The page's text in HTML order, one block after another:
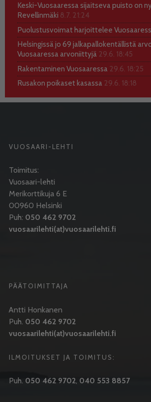
Keski-Vuosaaressa sijaitseva puisto on
Revellinmäki 8.7. 21:24
Puolustusvoimat harjoittelee
Helsingissä jo 69 jalkapallokentällistä
Vuosaaressa arvoniittyjä 29.6. 18:45
Rakentaminen Vuosaaressa 29.6. 18:25
Rusakon poikaset kasassa 29.6. 18:18
VUOSAARI-LEHTI
Toimitus:
Vuosaari-lehti
Merikorttikuja 6 E
00960 Helsinki
Puh: 050 462 9702
vuosaarilehti(at)vuosaarilehti.fi
PÄÄTOIMITTAJA
Antti Honkanen
Puh. 050 462 9702
vuosaarilehti(at)vuosaarilehti.fi
ILMOITUKSET JA TOIMITUS:
Puh. 050 462 9702, 040 553 8857